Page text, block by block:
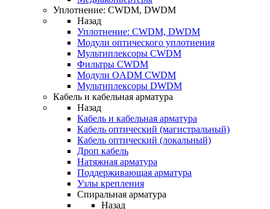
Уплотнение: CWDM, DWDM
Назад
Уплотнение: CWDM, DWDM
Модули оптического уплотнения
Мультиплексоры CWDM
Фильтры CWDM
Модули OADM CWDM
Мультиплексоры DWDM
Кабель и кабельная арматура
Назад
Кабель и кабельная арматура
Кабель оптический (магистральный)
Кабель оптический (локальный)
Дроп кабель
Натяжная арматура
Поддерживающая арматура
Узлы крепления
Спиральная арматура
Назад